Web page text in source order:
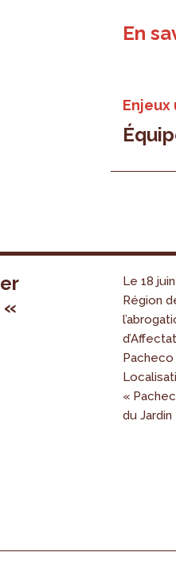
En
Enjeux
«
Le 18
Région
«
du Jardin